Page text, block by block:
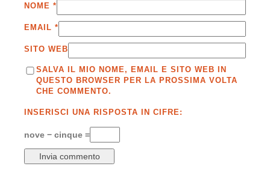
NOME *
EMAIL *
SITO WEB
SALVA IL MIO NOME, EMAIL E SITO WEB IN
QUESTO BROWSER PER LA PROSSIMA VOLTA
CHE COMMENTO.
INSERISCI UNA RISPOSTA IN CIFRE:
nove − cinque =